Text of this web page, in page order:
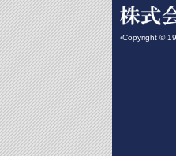
‹Copyright ©